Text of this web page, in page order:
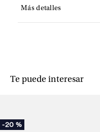
Más detalles
Te puede interesar
-20 %